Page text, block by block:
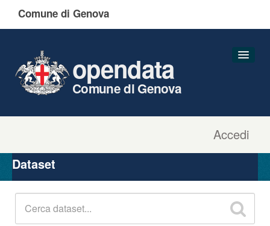
Comune di Genova
Accedi
opendata
Comune di Genova
Organizzazioni
Gruppi
Dataset